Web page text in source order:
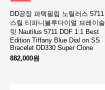
DD공장 파텍필립 노틸러스 5711
스틸 티파니블루다이얼 브레이슬
릿 Nautilus 5711 DDF 1:1 Best
Edition Tiffany Blue Dial on SS
Bracelet DD330 Super Clone
882,000원